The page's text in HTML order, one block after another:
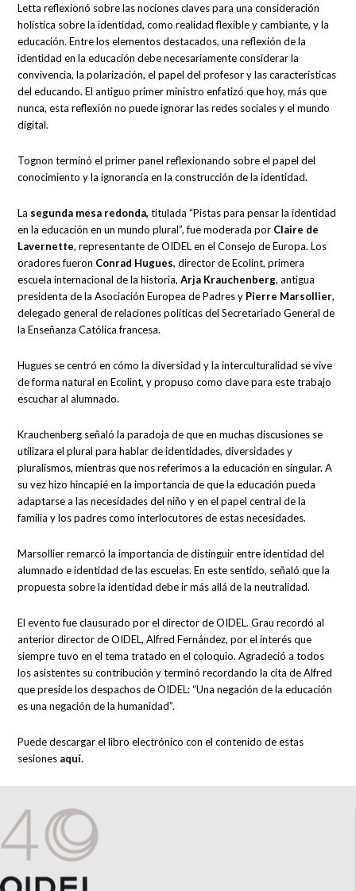
Letta reflexionó sobre las nociones claves para una consideración
holística sobre la identidad, como realidad flexible y cambiante, y la
educación. Entre los elementos destacados, una reflexión de la
identidad en la educación debe necesariamente considerar la
convivencia, la polarización, el papel del profesor y las características
del educando. El antiguo primer ministro enfatizó que hoy, más que
nunca, esta reflexión no puede ignorar las redes sociales y el mundo
digital.
Tognon terminó el primer panel reflexionando sobre el papel del
conocimiento y la ignorancia en la construcción de la identidad.
La segunda mesa redonda, titulada “Pistas para pensar la identidad
en la educación en un mundo plural”, fue moderada por Claire de
Lavernette, representante de OIDEL en el Consejo de Europa. Los
oradores fueron Conrad Hugues, director de Ecolint, primera
escuela internacional de la historia,Arja Krauchenberg, antigua
presidenta de la Asociación Europea de Padres y Pierre Marsollier,
delegado general de relaciones políticas del Secretariado General de
la Enseñanza Católica francesa.
Hugues se centró en cómo la diversidad y la interculturalidad se vive
de forma natural en Ecolint, y propuso como clave para este trabajo
escuchar al alumnado.
Krauchenberg señaló la paradoja de que en muchas discusiones se
utilizara el plural para hablar de identidades, diversidades y
pluralismos, mientras que nos referimos a la educación en singular. A
su vez hizo hincapié en la importancia de que la educación pueda
adaptarse a las necesidades del niño y en el papel central de la
familia y los padres como interlocutores de estas necesidades.
Marsollier remarcó la importancia de distinguir entre identidad del
alumnado e identidad de las escuelas. En este sentido, señaló que la
propuesta sobre la identidad debe ir más allá de la neutralidad.
El evento fue clausurado por el director de OIDEL. Grau recordó al
anterior director de OIDEL, Alfred Fernández, por el interés que
siempre tuvo en el tema tratado en el coloquio. Agradeció a todos
los asistentes su contribución y terminó recordando la cita de Alfred
que preside los despachos de OIDEL: “Una negación de la educación
es una negación de la humanidad”.
Puede descargar el libro electrónico con el contenido de estas
sesiones aquí.